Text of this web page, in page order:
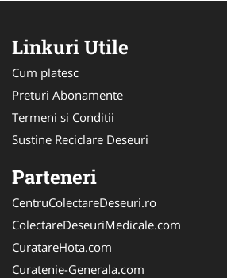
Linkuri Utile
Cum platesc
Preturi Abonamente
Termeni si Conditii
Sustine Reciclare Deseuri
Parteneri
CentruColectareDeseuri.ro
ColectareDeseuriMedicale.com
CuratareHota.com
Curatenie-Generala.com